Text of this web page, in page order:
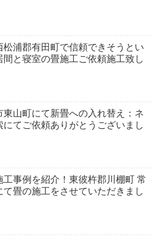
松浦郡有田町で信頼できそうとい
間と寝室の畳施工ご依頼施工致し
東山町にて新畳への入れ替え：ネ
にてご依頼ありがとうございまし
工事例を紹介！東彼杵郡川棚町 常
て畳の施工をさせていただきまし